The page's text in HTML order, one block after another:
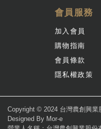
會員服務
加入會員
購物指南
會員條款
隱私權政策
Copyright © 2024 台灣農創興
Designed By Mor-e